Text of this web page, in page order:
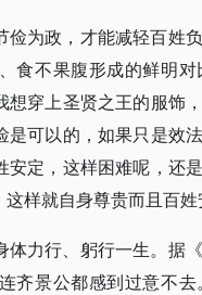
为政，才能减轻百姓
食不果腹形成的鲜明
想穿上圣贤之王的服饰
可以的，如果只是效
定，这样困难呢，还
样就自身尊贵而且百姓
力行、躬行一生。据
齐景公都感到过意不